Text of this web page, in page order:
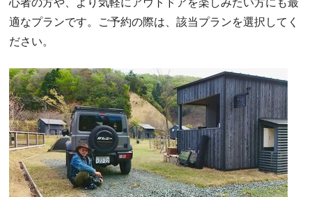
心者の方や、より気軽にアウトドアを楽しみたい方にも最
適なプランです。ご予約の際は、該当プランを選択してく
ださい。